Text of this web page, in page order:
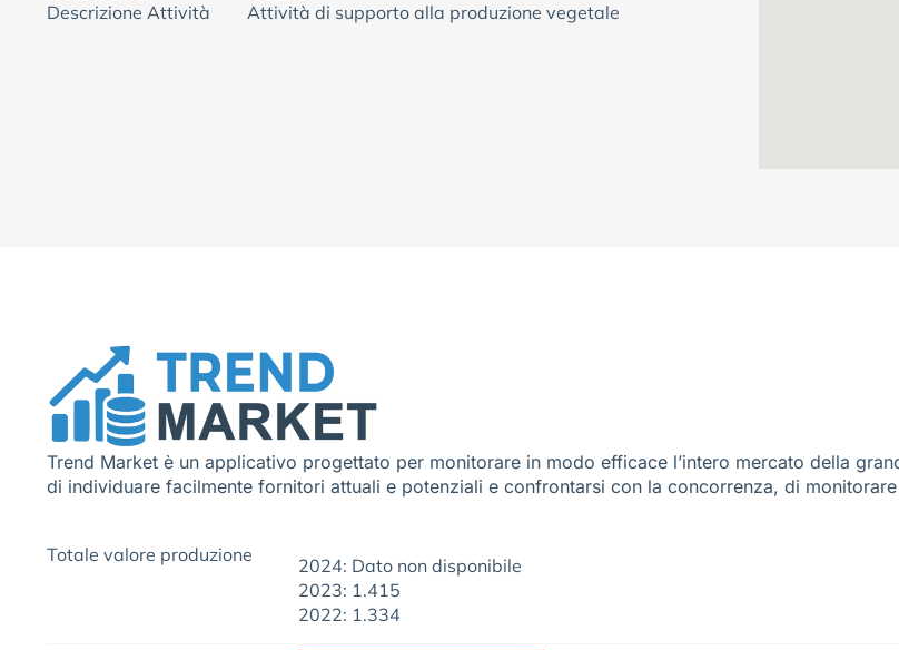
Descrizione Attività
Attività di supporto alla produzione vegetale
Trend Market è un applicativo progettato per monitorare in modo efficace l’intero mercato della
di individuare facilmente fornitori attuali e potenziali e confrontarsi con la concorrenza, di
Totale valore produzione
2024: Dato non disponibile
2023: 1.415
2022: 1.334